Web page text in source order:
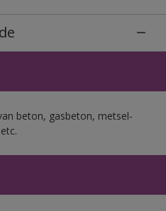
beton, gasbeton, metsel-